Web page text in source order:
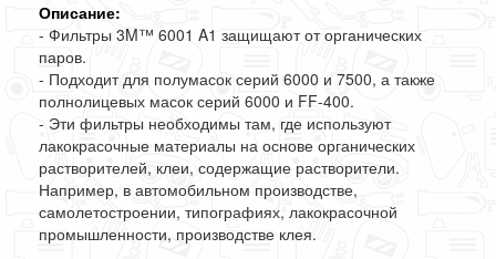
Описание:
- Фильтры 3M™ 6001 A1 защищают от органических
паров.
- Подходит для полумасок серий 6000 и 7500, а также
полнолицевых масок серий 6000 и FF-400.
- Эти фильтры необходимы там, где используют
лакокрасочные материалы на основе органических
растворителей, клеи, содержащие растворители.
Например, в автомобильном производстве,
самолетостроении, типографиях, лакокрасочной
промышленности, производстве клея.